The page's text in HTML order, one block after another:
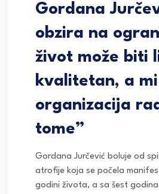
Gordana
obzira na
život može biti
kvalitetan, a
organizacija
tome”
Gordana Jurčević boluje od
atrofije koja se počela
godini života, a sa šest